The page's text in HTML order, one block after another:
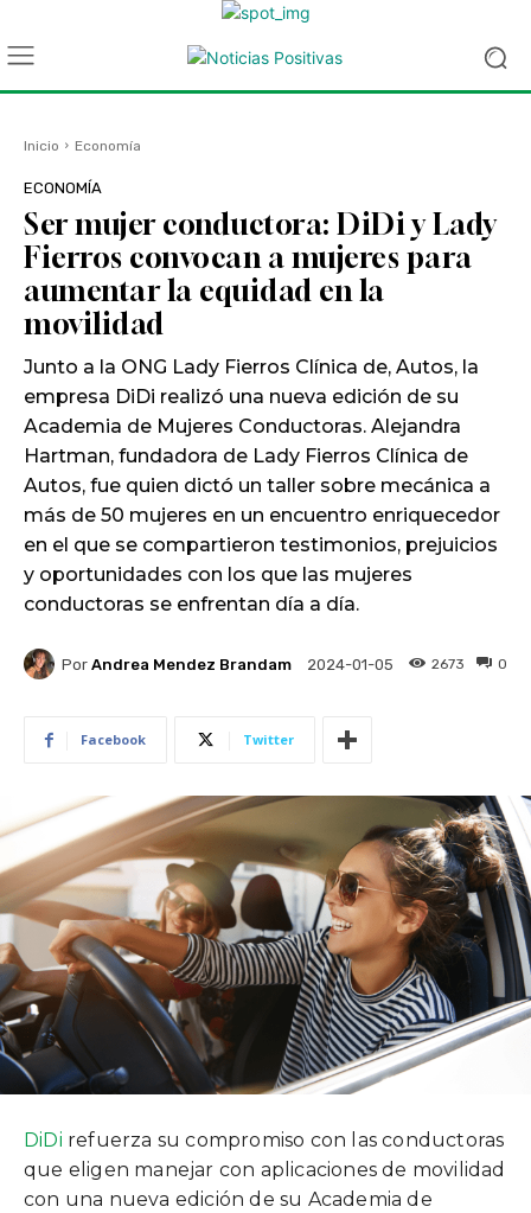
Inicio Economía
ECONOMÍA
Ser mujer conductora: DiDi y Lady
Fierros convocan a mujeres para
aumentar la equidad en la
movilidad
Junto a la ONG Lady Fierros Clínica de, Autos, la
empresa DiDi realizó una nueva edición de su
Academia de Mujeres Conductoras. Alejandra
Hartman, fundadora de Lady Fierros Clínica de
Autos, fue quien dictó un taller sobre mecánica a
más de 50 mujeres en un encuentro enriquecedor
en el que se compartieron testimonios, prejuicios
y oportunidades con los que las mujeres
conductoras se enfrentan día a día.
Por Andrea Mendez Brandam 2024-01-05 0
2673
Facebook Twitter
DiDi refuerza su compromiso con las conductoras
que eligen manejar con aplicaciones de movilidad
con una nueva edición de su Academia de